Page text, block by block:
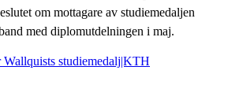
om mottagare av studiemedaljen
med diplomutdelningen i maj.
Wallquists studiemedalj|KTH